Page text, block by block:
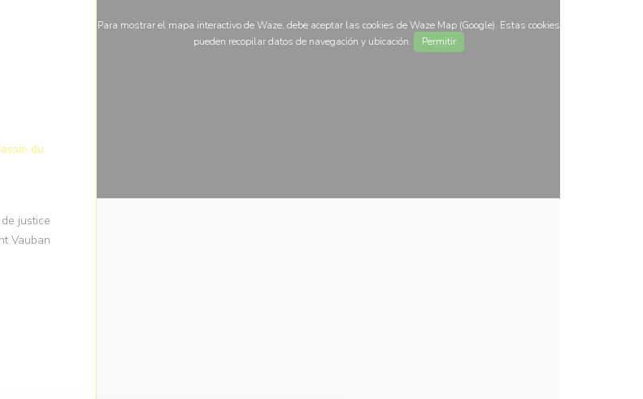
du
justice
Vauban
Para mostrar el mapa interactivo de Waze, debe aceptar las cookies de Waze Map (Google). Estas cookies
pueden recopilar datos de navegación y ubicación.
Permitir